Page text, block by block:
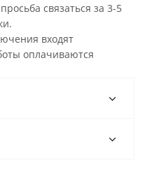
связаться за 3-5
входят
оплачиваются